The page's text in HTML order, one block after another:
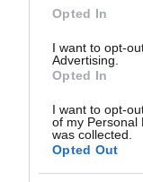
Opted In
I want to opt-
Advertising.
Opted In
I want to opt-
of my Personal
was collected.
Opted Out
NEWSBEAST